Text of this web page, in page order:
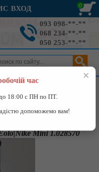
ВХОД 0
093 098-**-**
068 234-**-**
050 253-**-**
»Датчик протока Immergas
Mini 1.028570
×
час
18:00 с ПН по ПТ.
допоможемо вам!